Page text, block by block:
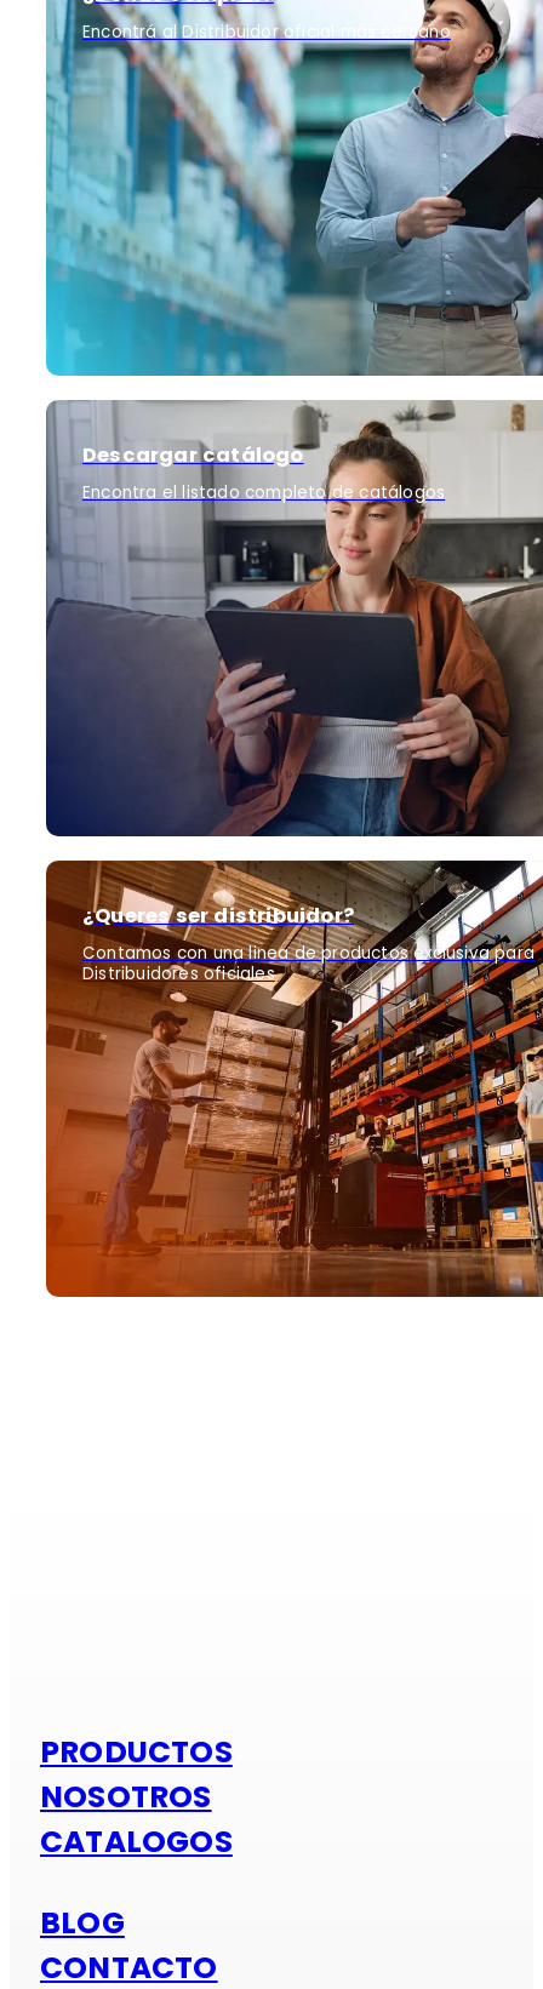
Encontrá al Distribuidor oficial más cercano
Descargar catálogo
Encontra el listado completo de catálogos
¿Queres ser distribuidor?
Contamos con una linea de productos exclusiva para
Distribuidores oficiales
PRODUCTOS
NOSOTROS
CATALOGOS
BLOG
CONTACTO